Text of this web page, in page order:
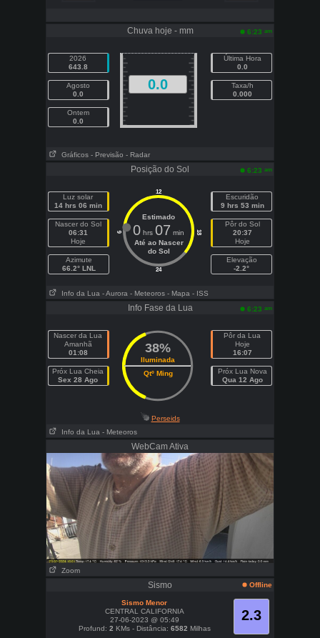
Chuva hoje - mm 6:23 am
2026
643.8
Agosto
0.0
Ontem
0.0
0.0
Última Hora
0.0
Taxa/h
0.000
Gráficos - Previsão - Radar
Posição do Sol 6:23 am
Luz solar
14 hrs 06 min
Nascer do Sol
06:31
Hoje
Azimute
66.2° LNL
12
24
6 18
Estimado
0 hrs 07 min
Até ao Nascer
do Sol
Escuridão
9 hrs 53 min
Pôr do Sol
20:37
Hoje
Elevação
-2.2°
Info da Lua - Aurora - Meteoros - Mapa - ISS
Info Fase da Lua 6:23 am
Nascer da Lua
Amanhã
01:08
Próx Lua Cheia
Sex 28 Ago
38%
Iluminada
Qtº Ming
Pôr da Lua
Hoje
16:07
Próx Lua Nova
Qua 12 Ago
Perseids
Info da Lua - Meteoros
WebCam Ativa
Zoom
Sismo Offline
2.3
Sismo Menor
CENTRAL CALIFORNIA
27-06-2023 @ 05:49
Profund: 2 KMs - Distância: 6582 Milhas